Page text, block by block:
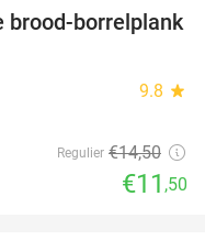
21%
brood-borrelplank
9.8 star
Regulier €14,50
€11 ,50